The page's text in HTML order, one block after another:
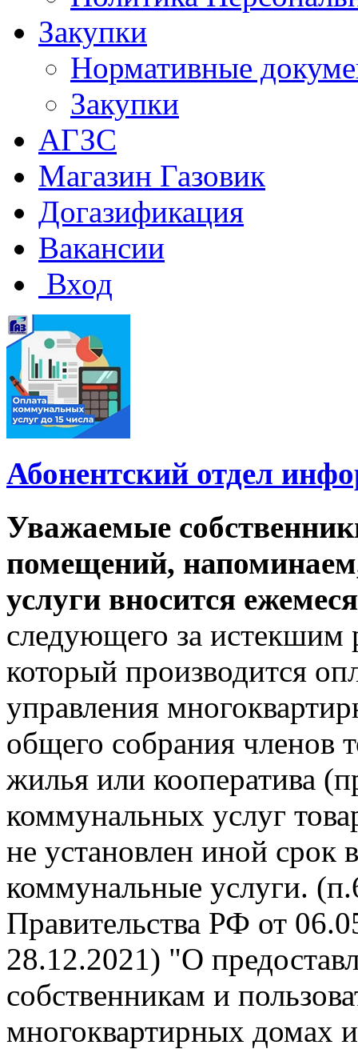
Закупки
Нормативные
Закупки
АГЗС
Магазин Газовик
Догазификация
Вакансии
Вход
Абонентский отдел
Уважаемые
помещений,
услуги вносится
следующего за истекшим
который производится
управления
общего собрания членов
жилья или кооператива
коммунальных услуг
не установлен иной срок
коммунальные услуги.
Правительства РФ от
28.12.2021) "О
собственникам и
многоквартирных